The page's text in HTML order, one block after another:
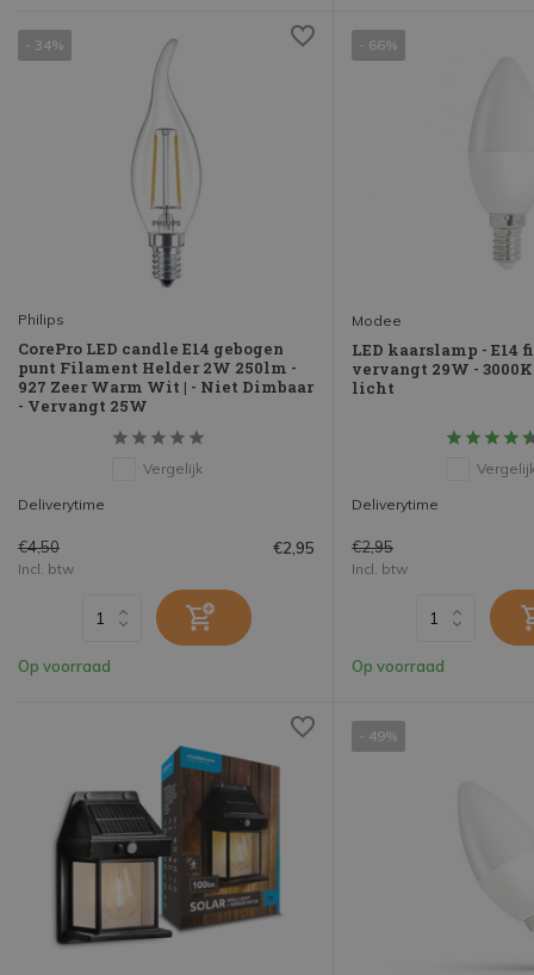
- 34%
Philips
CorePro LED candle E14 gebogen
punt Filament Helder 2W 250lm -
927 Zeer Warm Wit | - Niet Dimbaar
- Vervangt 25W
Vergelijk
Deliverytime
€4,50 €2,95
Incl. btw
Op voorraad
- 66%
Modee
LED kaarslamp - E14
vervangt 29W -
licht
Deliverytime
€2,95
Incl. btw
Op voorraad
- 49%